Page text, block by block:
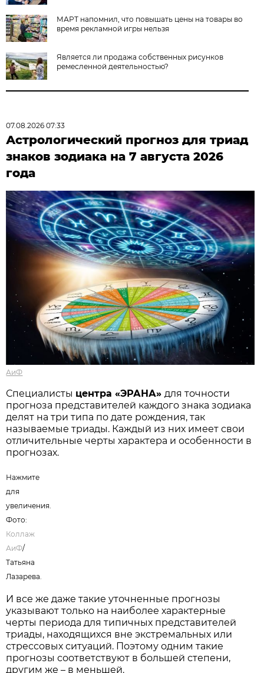
МАРТ напомнил, что повышать цены на товары во
время рекламной игры нельзя
Является ли продажа собственных рисунков
ремесленной деятельностью?
07.08.2026 07:33
Астрологический прогноз для триад
знаков зодиака на 7 августа 2026
года
АиФ
Специалисты центра «ЭРАНА»для точности
прогноза представителей каждого знака зодиака
делят на три типа по дате рождения, так
называемые триады. Каждый из них имеет свои
отличительные черты характера и особенности в
прогнозах.
Нажмите
для
увеличения.
Фото:
Коллаж
АиФ/
Татьяна
Лазарева.
И все же даже такие уточненные прогнозы
указывают только на наиболее характерные
черты периода для типичных представителей
триады, находящихся вне экстремальных или
стрессовых ситуаций. Поэтому одним такие
прогнозы соответствуют в большей степени,
другим же – в меньшей.